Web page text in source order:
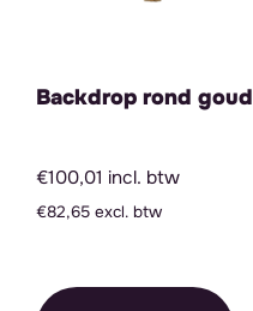
Backdrop rond goud
€100,01 incl. btw
€82,65 excl. btw